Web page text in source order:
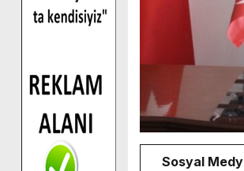
Sosyal